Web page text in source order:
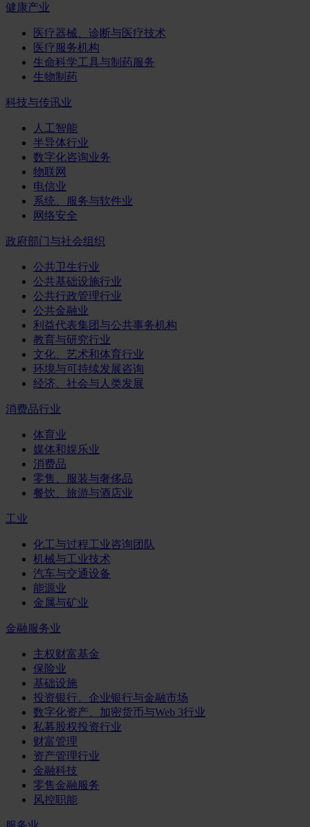
健康产业
医疗器械、诊断与医疗技术
医疗服务机构
生命科学工具与制药服务
生物制药
科技与传讯业
人工智能
半导体行业
数字化咨询业务
物联网
电信业
系统、服务与软件业
网络安全
政府部门与社会组织
公共卫生行业
公共基础设施行业
公共行政管理行业
公共金融业
利益代表集团与公共事务机构
教育与研究行业
文化、艺术和体育行业
环境与可持续发展咨询
经济、社会与人类发展
消费品行业
体育业
媒体和娱乐业
消费品
零售、服装与奢侈品
餐饮、旅游与酒店业
工业
化工与过程工业咨询团队
机械与工业技术
汽车与交通设备
能源业
金属与矿业
金融服务业
主权财富基金
保险业
基础设施
投资银行、企业银行与金融市场
数字化资产、加密货币与Web 3行业
私募股权投资行业
财富管理
资产管理行业
金融科技
零售金融服务
风控职能